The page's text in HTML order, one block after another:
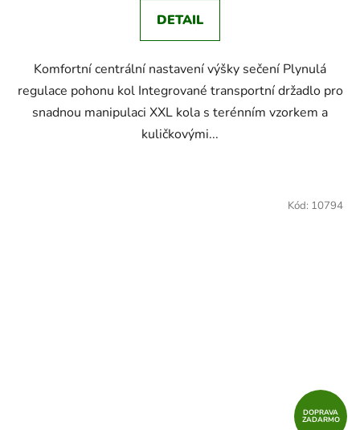
DETAIL
Komfortní centrální nastavení výšky sečení Plynulá
regulace pohonu kol Integrované transportní držadlo pro
snadnou manipulaci XXL kola s terénním vzorkem a
kuličkovými...
DOPRAVA
ZADARMO
Kód: 10794